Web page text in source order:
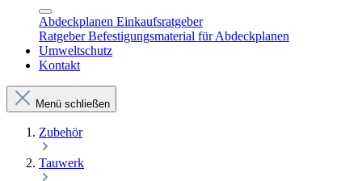
Abdeckplanen Einkaufsratgeber
Ratgeber Befestigungsmaterial für Abdeckplanen
Umweltschutz
Kontakt
Menü schließen
Zubehör
Tauwerk